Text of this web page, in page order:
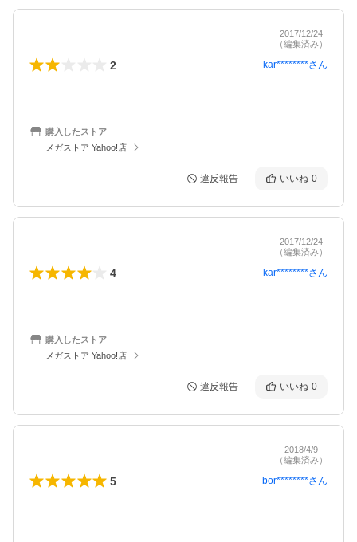
2017/12/24
（編集済み）
2 kar********さん
購入したストア
メガストア Yahoo!店
違反報告 いいね 0
2017/12/24
（編集済み）
4 kar********さん
購入したストア
メガストア Yahoo!店
違反報告 いいね 0
2018/4/9
（編集済み）
5 bor********さん